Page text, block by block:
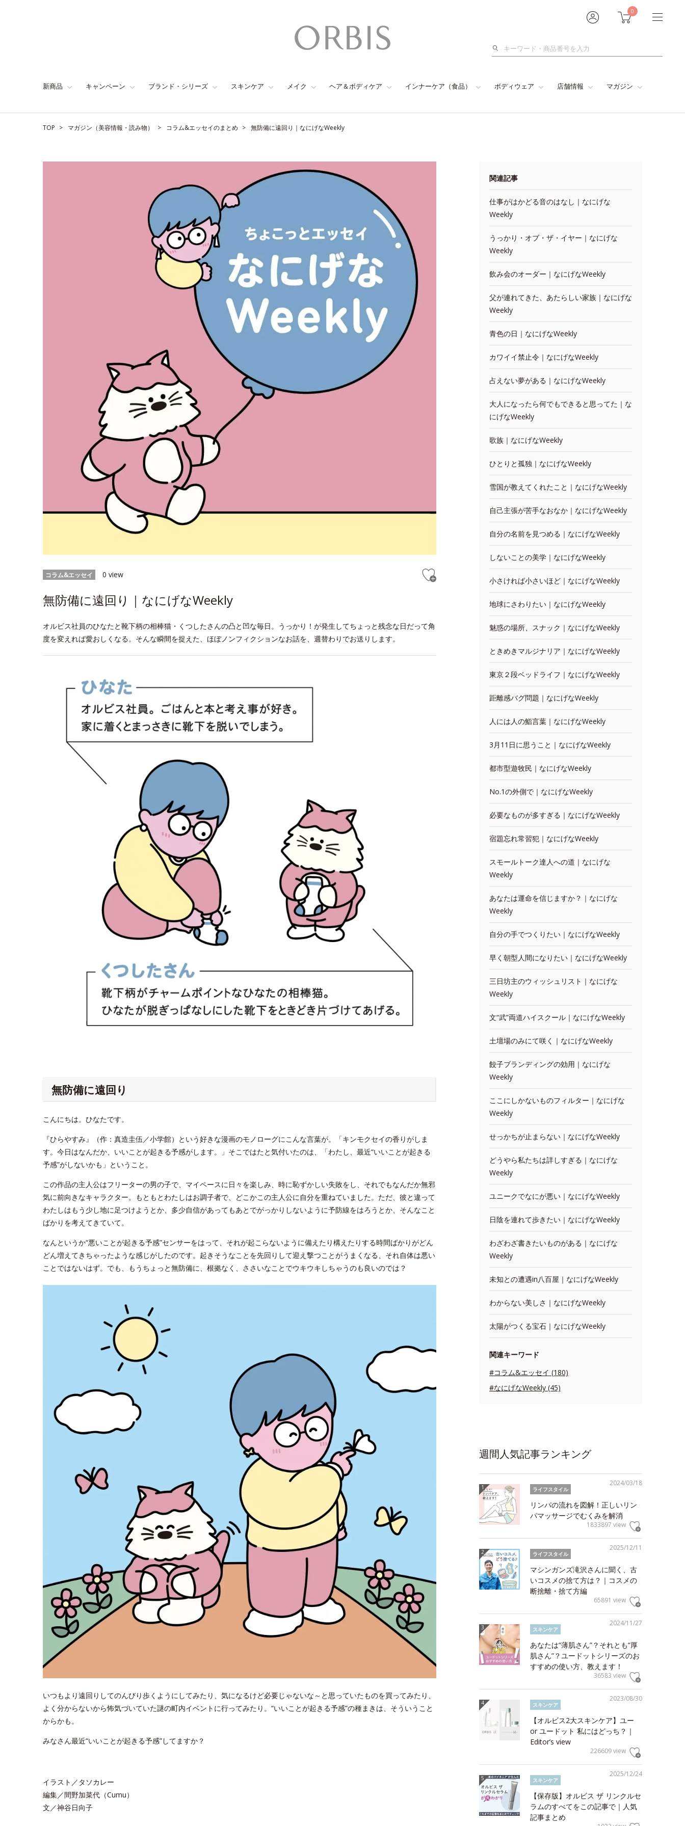
0
検
新商品 キャンペーン ブランド・シリーズ スキンケア メイク ヘア＆ボディケア インナーケア（食品） ボディウェア 店舗情報 マガジン
TOP マガジン（美容情報・読み物） コラム&エッセイのまとめ 無防備に遠回り｜なにげなWeekly
コラム&エッセイ 0 view
無防備に遠回り｜なにげなWeekly
オルビス社員のひなたと靴下柄の相棒猫・くつしたさんの凸と凹な毎日。うっかり！が発生してちょっと残念な日だって角
度を変えれば愛おしくなる。そんな瞬間を捉えた、ほぼノンフィクションなお話を、週替わりでお送りします。
無防備に遠回り
こんにちは。ひなたです。
『ひらやすみ』（作：真造圭伍／小学館）という好きな漫画のモノローグにこんな言葉が。「キンモクセイの香りがしま
す。今日はなんだか、いいことが起きる予感がします。」そこではたと気付いたのは、「わたし、最近“いいことが起きる
予感”がしないかも」ということ。
この作品の主人公はフリーターの男の子で、マイペースに日々を楽しみ、時に恥ずかしい失敗をし、それでもなんだか無邪
気に前向きなキャラクター。もともとわたしはお調子者で、どこかこの主人公に自分を重ねていました。ただ、彼と違って
わたしはもう少し地に足つけようとか、多少自信があってもあとでがっかりしないように予防線をはろうとか、そんなこと
ばかりを考えてきていて。
なんというか“悪いことが起きる予感”センサーをはって、それが起こらないように備えたり構えたりする時間ばかりがどん
どん増えてきちゃったような感じがしたのです。起きそうなことを先回りして迎え撃つことがうまくなる、それ自体は悪い
ことではないはず。でも、もうちょっと無防備に、根拠なく、ささいなことでウキウキしちゃうのも良いのでは？
いつもより遠回りしてのんびり歩くようにしてみたり、気になるけど必要じゃないな～と思っていたものを買ってみたり、
よく分からないから怖気づいていた謎の町内イベントに行ってみたり。“いいことが起きる予感”の種まきは、そういうこと
からかも。
みなさん最近“いいことが起きる予感”してますか？
イラスト／タソカレー
編集／間野加菜代（Cumu）
文／神谷日向子
関連記事
仕事がはかどる音のはなし｜なにげな
Weekly
うっかり・オブ・ザ・イヤー｜なにげな
Weekly
飲み会のオーダー｜なにげなWeekly
父が連れてきた、あたらしい家族｜なにげな
Weekly
青色の日｜なにげなWeekly
カワイイ禁止令｜なにげなWeekly
占えない夢がある｜なにげなWeekly
大人になったら何でもできると思ってた｜な
にげなWeekly
歌族｜なにげなWeekly
ひとりと孤独｜なにげなWeekly
雪国が教えてくれたこと｜なにげなWeekly
自己主張が苦手なおなか｜なにげなWeekly
自分の名前を見つめる｜なにげなWeekly
しないことの美学｜なにげなWeekly
小さければ小さいほど｜なにげなWeekly
地球にさわりたい｜なにげなWeekly
魅惑の場所、スナック｜なにげなWeekly
ときめきマルジナリア｜なにげなWeekly
東京２段ベッドライフ｜なにげなWeekly
距離感バグ問題｜なにげなWeekly
人には人の鮨言葉｜なにげなWeekly
3月11日に思うこと｜なにげなWeekly
都市型遊牧民｜なにげなWeekly
No.1の外側で｜なにげなWeekly
必要なものが多すぎる｜なにげなWeekly
宿題忘れ常習犯｜なにげなWeekly
スモールトーク達人への道｜なにげな
Weekly
あなたは運命を信じますか？｜なにげな
Weekly
自分の手でつくりたい｜なにげなWeekly
早く朝型人間になりたい｜なにげなWeekly
三日坊主のウィッシュリスト｜なにげな
Weekly
文“武”両道ハイスクール｜なにげなWeekly
土壇場のみにて咲く｜なにげなWeekly
餃子ブランディングの効用｜なにげな
Weekly
ここにしかないものフィルター｜なにげな
Weekly
せっかちが止まらない｜なにげなWeekly
どうやら私たちは詳しすぎる｜なにげな
Weekly
ユニークでなにが悪い｜なにげなWeekly
日陰を連れて歩きたい｜なにげなWeekly
わざわざ書きたいものがある｜なにげな
Weekly
未知との遭遇in八百屋｜なにげなWeekly
わからない美しさ｜なにげなWeekly
太陽がつくる宝石｜なにげなWeekly
関連キーワード
#コラム&エッセイ (180)
#なにげなWeekly (45)
週間人気記事ランキング
2024/03/18
ライフスタイル
リンパの流れを図解！正しいリン
パマッサージでむくみを解消
1833897 view
2025/12/11
ライフスタイル
マシンガンズ滝沢さんに聞く、古
いコスメの捨て方は？｜コスメの
断捨離・捨て方編
65891 view
2024/11/27
スキンケア
あなたは“薄肌さん”？それとも“厚
肌さん”？ユードットシリーズのお
すすめの使い方、教えます！
36583 view
2023/08/30
スキンケア
【オルビス2大スキンケア】ユー
or ユードット 私にはどっち？｜
Editor’s view
226609 view
2025/12/24
スキンケア
【保存版】オルビス ザ リンクルセ
ラムのすべてをこの記事で｜人気
記事まとめ